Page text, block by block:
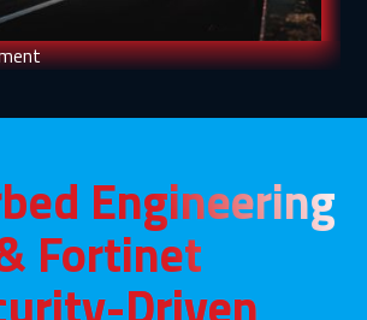
Engineering
Fortinet